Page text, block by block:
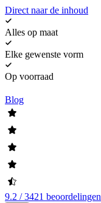
Direct naar de inhoud
Alles op maat
Elke gewenste vorm
Op voorraad
Blog
9.2 / 3421 beoordelingen